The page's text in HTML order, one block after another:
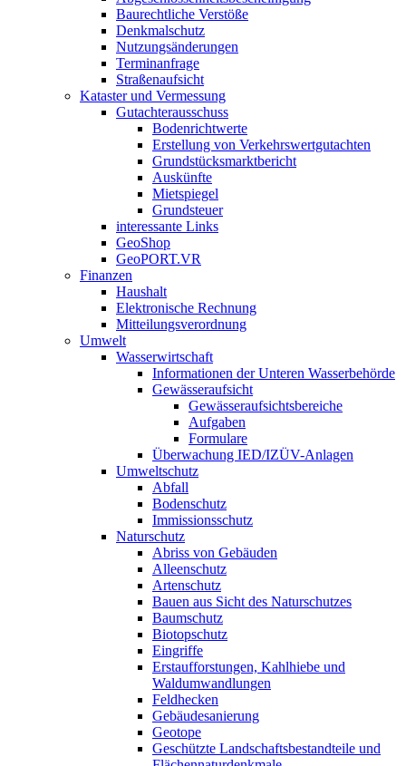
Baurechtliche Verstöße
Denkmalschutz
Nutzungsänderungen
Terminanfrage
Straßenaufsicht
Kataster und Vermessung
Gutachterausschuss
Bodenrichtwerte
Erstellung von Verkehrswertgutachten
Grundstücksmarktbericht
Auskünfte
Mietspiegel
Grundsteuer
interessante Links
GeoShop
GeoPORT.VR
Finanzen
Haushalt
Elektronische Rechnung
Mitteilungsverordnung
Umwelt
Wasserwirtschaft
Informationen der Unteren Wasserbehörde
Gewässeraufsicht
Gewässeraufsichtsbereiche
Aufgaben
Formulare
Überwachung IED/IZÜV-Anlagen
Umweltschutz
Abfall
Bodenschutz
Immissionsschutz
Naturschutz
Abriss von Gebäuden
Alleenschutz
Artenschutz
Bauen aus Sicht des Naturschutzes
Baumschutz
Biotopschutz
Eingriffe
Erstaufforstungen, Kahlhiebe und
Waldumwandlungen
Feldhecken
Gebäudesanierung
Geotope
Geschützte Landschaftsbestandteile und